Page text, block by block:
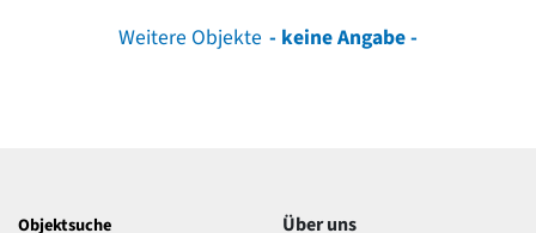
Weitere Objekte - keine Angabe -
Objektsuche
Über uns